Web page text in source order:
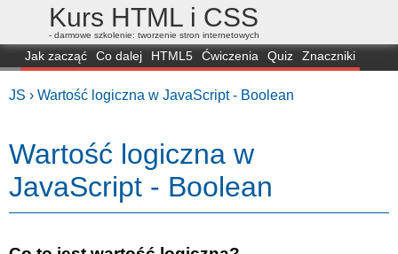
Kurs HTML i CSS
- darmowe szkolenie: tworzenie stron internetowych
Jak zacząć Co dalej HTML5 Ćwiczenia Quiz
Znaczniki
JS › Wartość logiczna w JavaScript - Boolean
Wartość logiczna w
JavaScript - Boolean